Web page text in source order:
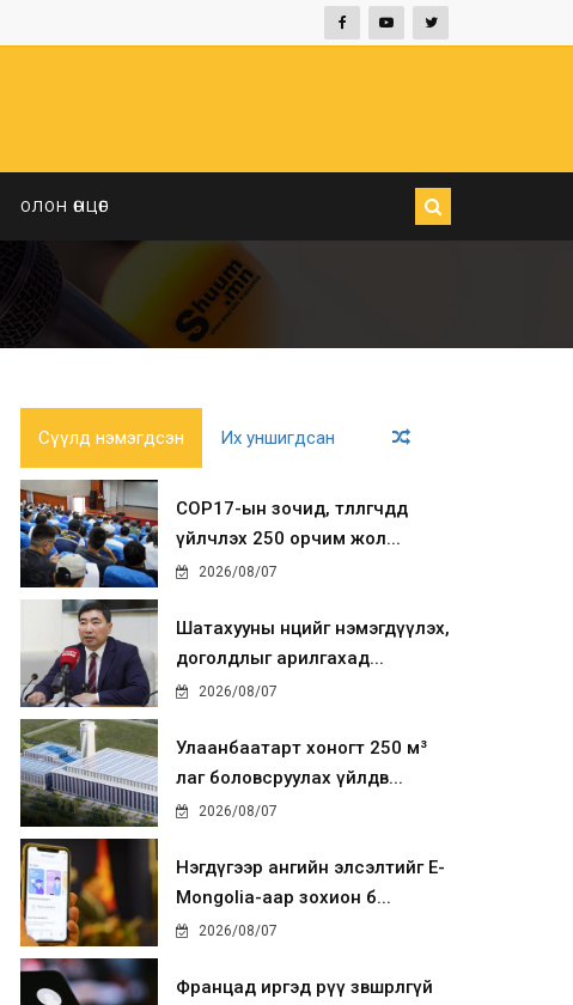
ОЛОН ӨНЦӨГ
Сүүлд нэмэгдсэн Их уншигдсан
COP17-ын зочид, төлөөлөгчдөд
үйлчлэх 250 орчим жол...
2026/08/07
Шатахууны нөөцийг нэмэгдүүлэх,
доголдлыг арилгахад...
2026/08/07
Улаанбаатарт хоногт 250 м³
лаг боловсруулах үйлдв...
2026/08/07
Нэгдүгээр ангийн элсэлтийг E-
Mongolia-аар зохион б...
2026/08/07
Францад иргэд рүү зөвшөөрөлгүй